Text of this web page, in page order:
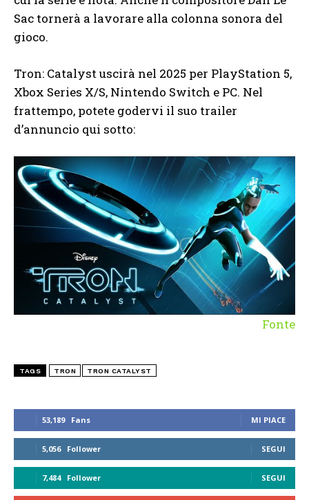
53,189 Fans MI PIACE
5,056 Follower SEGUI
7,484 Follower SEGUI
Sac tornerà a lavorare alla colonna sonora del
gioco.
Tron: Catalyst uscirà nel 2025 per PlayStation 5,
Xbox Series X/S, Nintendo Switch e PC. Nel
frattempo, potete godervi il suo trailer
d’annuncio qui sotto:
Fonte
TAGS TRON TRON CATALYST